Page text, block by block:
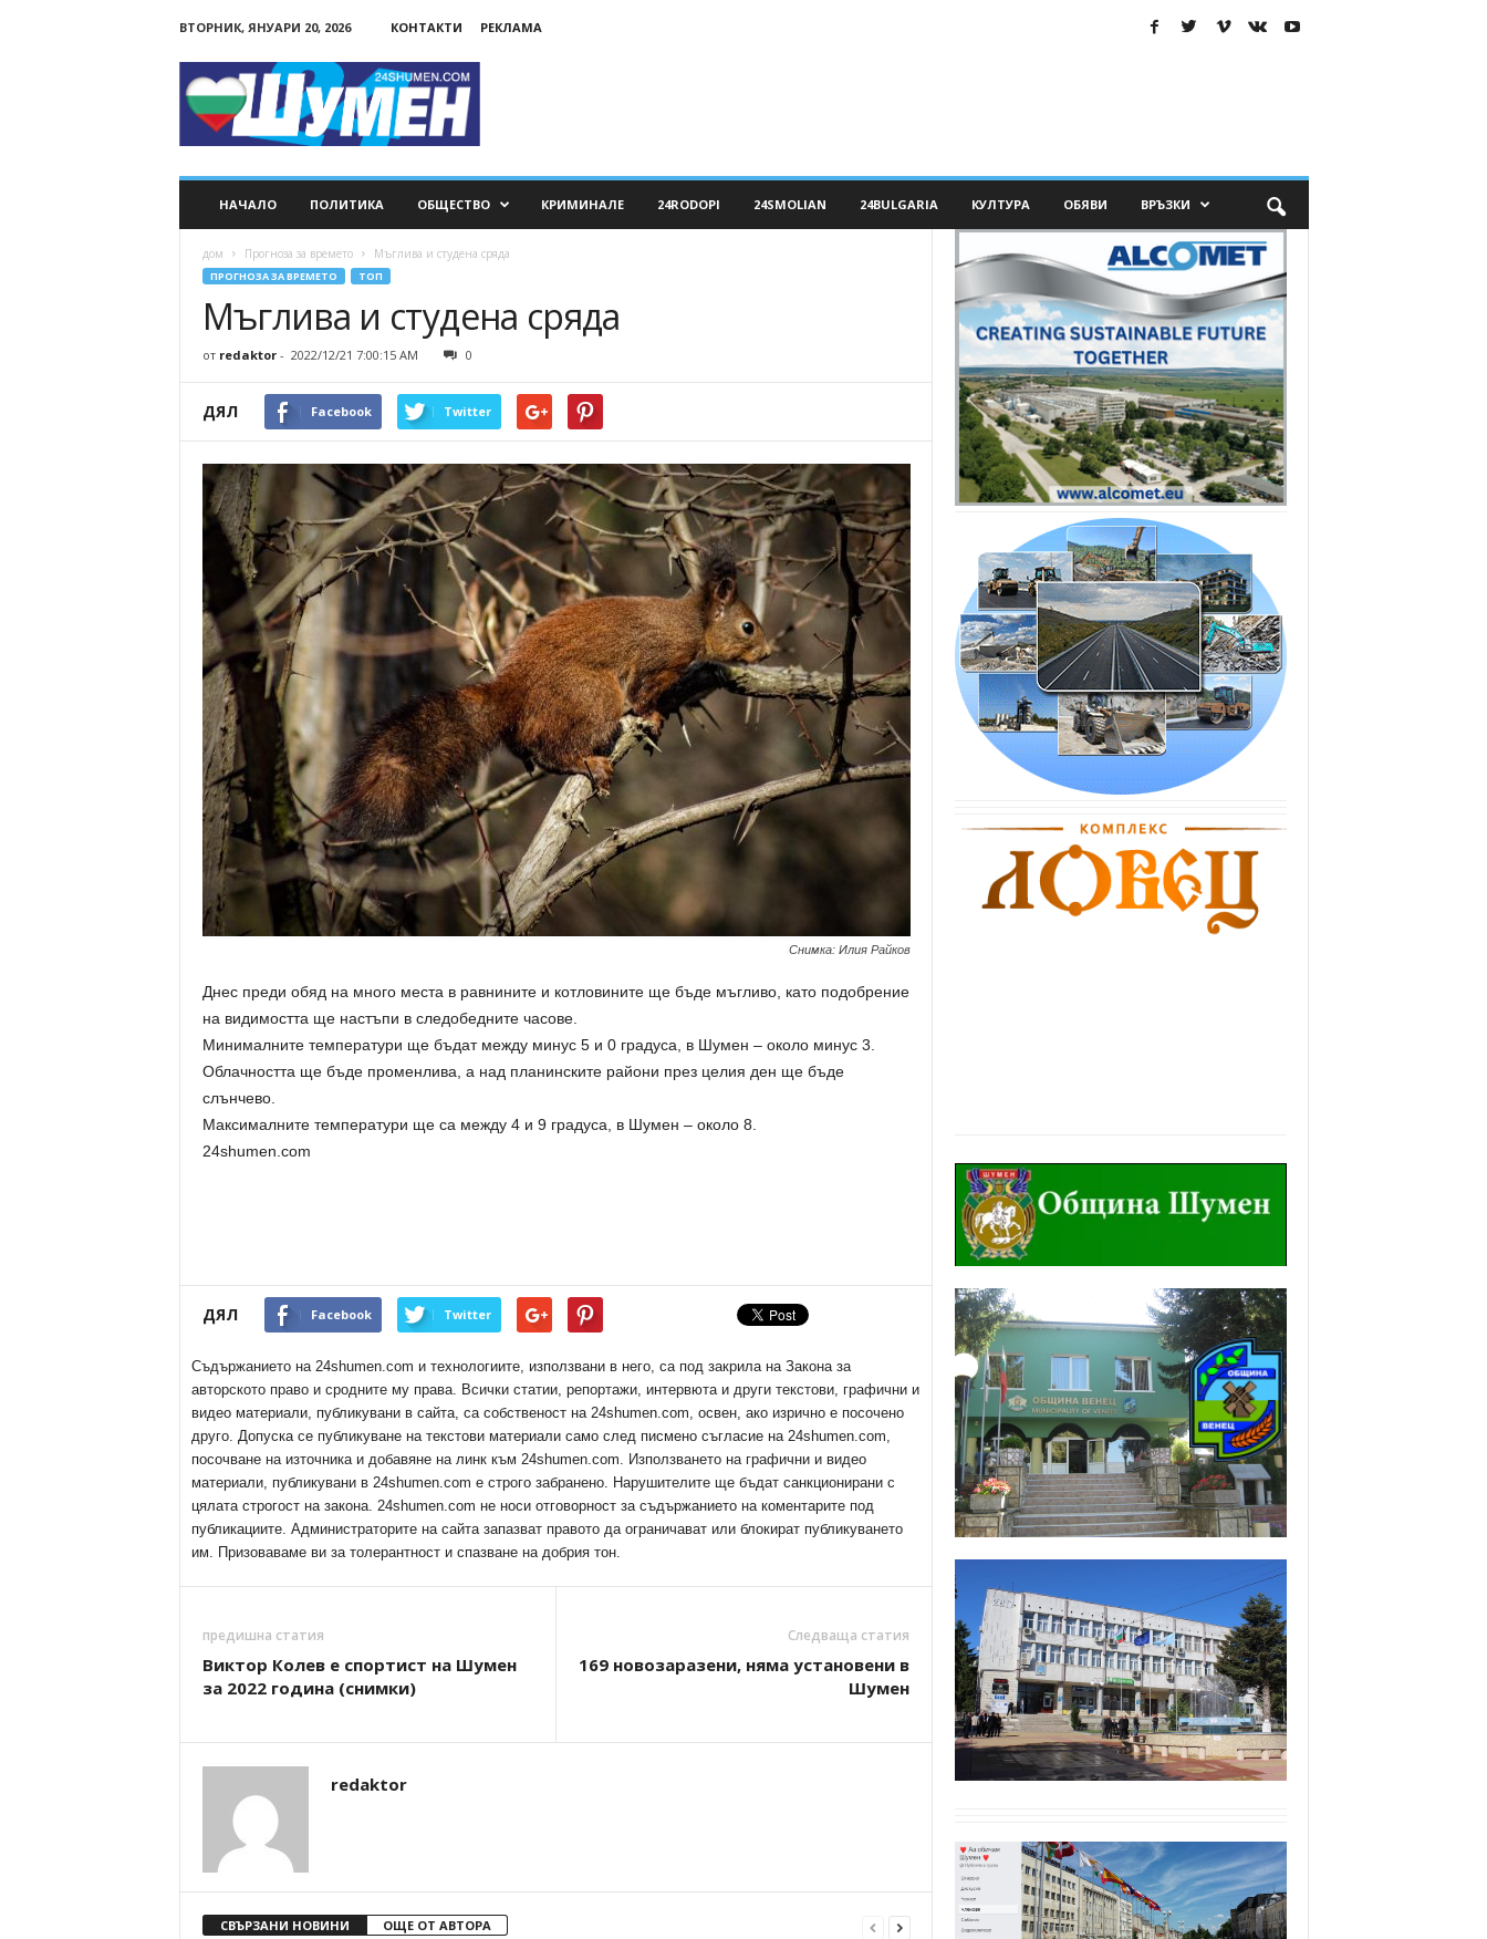
ВТОРНИК, ЯНУАРИ 20, 2026 КОНТАКТИ РЕКЛАМА
НАЧАЛО ПОЛИТИКА ОБЩЕСТВО КРИМИНАЛЕ 24RODOPI 24SMOLIAN 24BULGARIA КУЛТУРА ОБЯВИ ВРЪЗКИ
дом Прогноза за времето Мъглива и студена сряда
ПРОГНОЗА ЗА ВРЕМЕТО ТОП
Мъглива и студена сряда
от redaktor- 2022/12/21 7:00:15 AM 0
ДЯЛ Facebook Twitter
Снимка: Илия Райков
Днес преди обяд на много места в равнините и котловините ще бъде мъгливо, като подобрение
на видимостта ще настъпи в следобедните часове.
Минималните температури ще бъдат между минус 5 и 0 градуса, в Шумен – около минус 3.
Облачността ще бъде променлива, а над планинските райони през целия ден ще бъде
слънчево.
Максималните температури ще са между 4 и 9 градуса, в Шумен – около 8.
24shumen.com
ДЯЛ Facebook Twitter
Съдържанието на 24shumen.com и технологиите, използвани в него, са под закрила на Закона за
авторското право и сродните му права. Всички статии, репортажи, интервюта и други текстови, графични и
видео материали, публикувани в сайта, са собственост на 24shumen.com, освен, ако изрично е посочено
друго. Допуска се публикуване на текстови материали само след писмено съгласие на 24shumen.com,
посочване на източника и добавяне на линк към 24shumen.com. Използването на графични и видео
материали, публикувани в 24shumen.com е строго забранено. Нарушителите ще бъдат санкционирани с
цялата строгост на закона. 24shumen.com не носи отговорност за съдържанието на коментарите под
публикациите. Администраторите на сайта запазват правото да ограничават или блокират публикуването
им. Призоваваме ви за толерантност и спазване на добрия тон.
предишна статия
Виктор Колев е спортист на Шумен
за 2022 година (снимки)
Следваща статия
169 новозаразени, няма установени в
Шумен
redaktor
СВЪРЗАНИ НОВИНИ ОЩЕ ОТ АВТОРА